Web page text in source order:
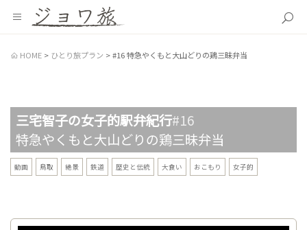
HOME ひとり旅プラン #16 特急やくもと大山どりの鶏三昧弁当
三宅智子の女子的駅弁紀行#16
特急やくもと大山どりの鶏三昧弁当
動画 鳥取 絶景 鉄道 歴史と伝統 大食い おこもり 女子的